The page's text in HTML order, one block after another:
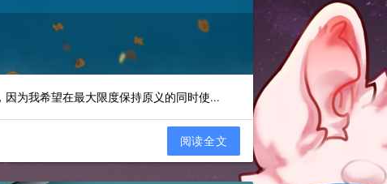
因为我希望在最大限度保持原义的同时使...
阅读全文